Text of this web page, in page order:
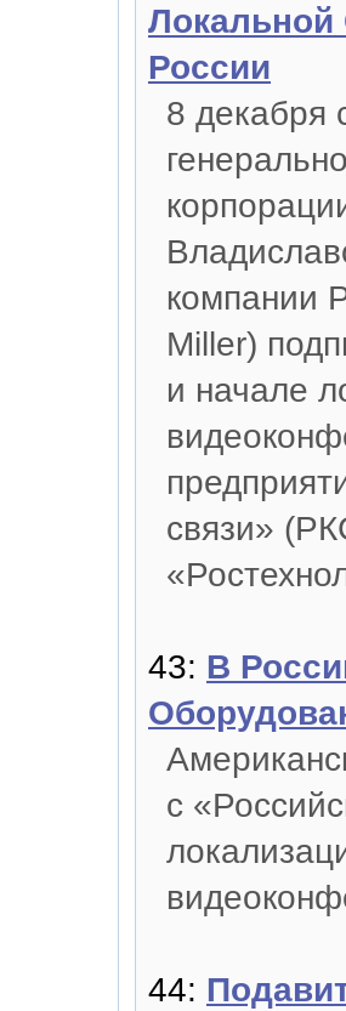
России
8 декабря
компании
Miller)
и начале
связи»
43: В
с
44: